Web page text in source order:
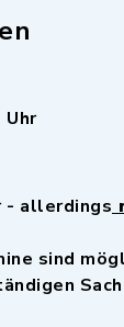
Uhr
- allerdings
sind